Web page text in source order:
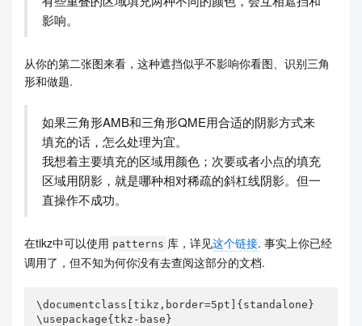
        \tkzDefTriangle[two angles=90 and 45](A,
        \tkzGetPoint{C}
        \tkzDefPointBy[projection=onto O--B](C)
        \tkzGetPoint{c}
        \tkzGetPoint{e}
        \tkzInterLL(C,c)(E,e)
        \tkzGetPoint{D}
        \tkzDefMidPoint(E,B)
        \tkzInterLL(D,M)(O,B)
        \tkzGetPoint{Q}
        \tkzCalcLength(A,M)
        \tkzGetLength{dAM}
影响。
从你的第二张图来看，这种遮挡似乎不影响你看图、识别三角
形和做题.
如果三角形AMB和三角形QME用合适的阴影方式来
填充的话，怎么处理为宜。
我想着主要填充的区域用颜色；次要或者小点的填充
区域用阴影，就是哪种相对稀疏的斜杠线阴影。但一
直操作不成功。
在tikz中可以使用 patterns 库，详见这个链接. 事实上你已经
调用了，但不知为何你没有去查阅这部分的文档.
\documentclass[tikz,border=5pt]{standalone}
\usepackage{tkz-base}